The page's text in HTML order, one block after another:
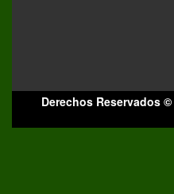
Derechos Reservados